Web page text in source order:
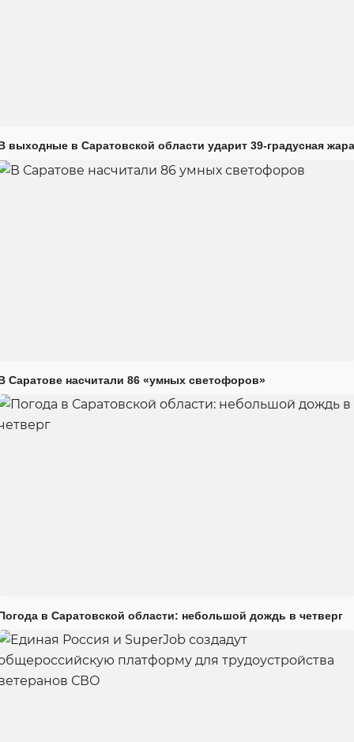
выходные в Саратовской области ударит 39-градусная жара
Саратове насчитали 86 «умных светофоров»
в Саратовской области: небольшой дождь в четверг